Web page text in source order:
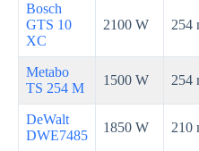
Bosch
GTS 10
XC
2100 W 254
Metabo
TS 254 M
1500 W 254
DeWalt
DWE7485
1850 W 210